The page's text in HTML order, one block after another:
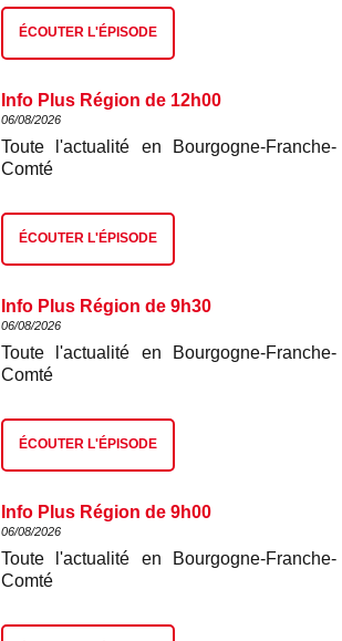
ÉCOUTER L'ÉPISODE
Info Plus Région de 12h00
06/08/2026
Toute l'actualité en Bourgogne-Franche-
Comté
ÉCOUTER L'ÉPISODE
Info Plus Région de 9h30
06/08/2026
Toute l'actualité en Bourgogne-Franche-
Comté
ÉCOUTER L'ÉPISODE
Info Plus Région de 9h00
06/08/2026
Toute l'actualité en Bourgogne-Franche-
Comté